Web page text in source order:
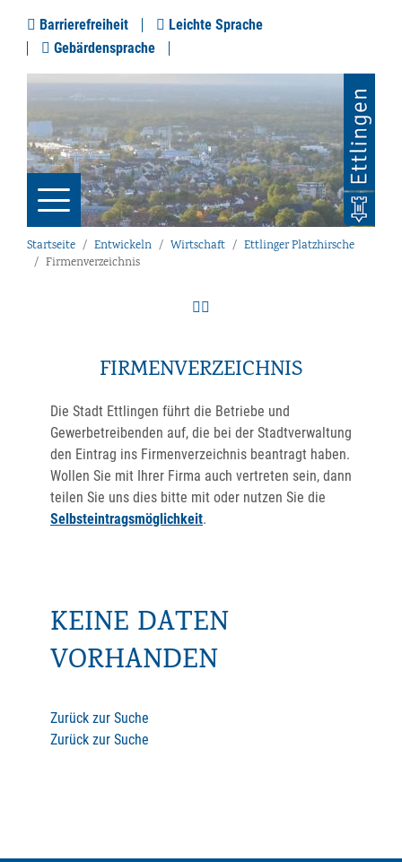
Barrierefreiheit
Leichte Sprache
Gebärdensprache
Startseite Entwickeln Wirtschaft
Ettlinger Platzhirsche
Firmenverzeichnis
FIRMENVERZEICHNIS
Die Stadt Ettlingen führt die Betriebe und
Gewerbetreibenden auf, die bei der Stadtverwaltung
den Eintrag ins Firmenverzeichnis beantragt haben.
Wollen Sie mit Ihrer Firma auch vertreten sein, dann
teilen Sie uns dies bitte mit oder nutzen Sie die
Selbsteintragsmöglichkeit.
KEINE DATEN
VORHANDEN
Zurück zur Suche
Zurück zur Suche